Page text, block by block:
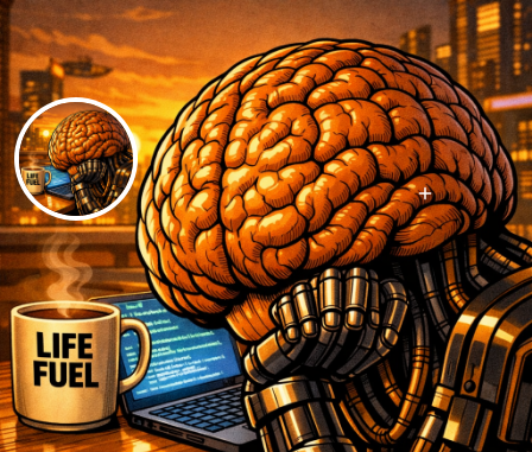
Follow
IdleHirn
@IdleHirn@fe.disroot.org
56 Followers 184 Following
Dies ist der Zweitaccount von@IdleHirn@federation.network
Zweifacher Papa, der sich durchs Familienleben stümpert. Hat
den Blog@ papa-spuren@text.tchncs.de dazu.
Ich würfle gerne und stelle mir dabei wilde Sachen vor (D&D &